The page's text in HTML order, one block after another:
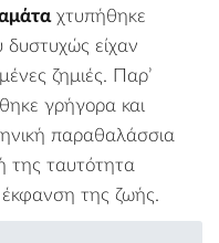
χτυπήθηκε
δυστυχώς είχαν
ζημιές. Παρ’
γρήγορα και
παραθαλάσσια
της ταυτότητα
της ζωής.